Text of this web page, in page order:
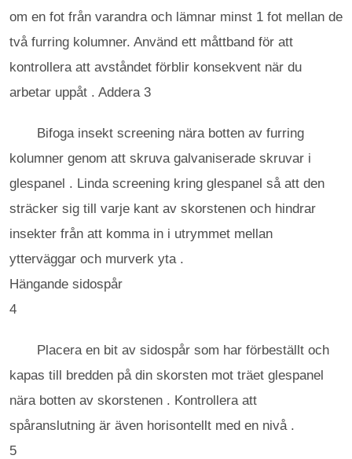
om en fot från varandra och lämnar minst 1 fot mellan de
två furring kolumner. Använd ett måttband för att
kontrollera att avståndet förblir konsekvent när du
arbetar uppåt . Addera 3
Bifoga insekt screening nära botten av furring
kolumner genom att skruva galvaniserade skruvar i
glespanel . Linda screening kring glespanel så att den
sträcker sig till varje kant av skorstenen och hindrar
insekter från att komma in i utrymmet mellan
ytterväggar och murverk yta .
Hängande sidospår
4
Placera en bit av sidospår som har förbeställt och
kapas till bredden på din skorsten mot träet glespanel
nära botten av skorstenen . Kontrollera att
spåranslutning är även horisontellt med en nivå .
5